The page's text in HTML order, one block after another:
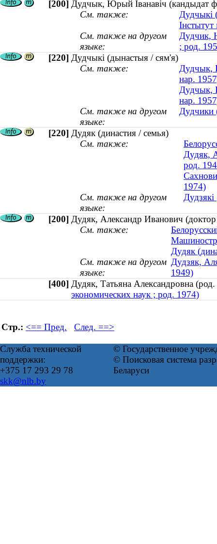
[200] Дудчык, Юрый Іванавіч (кандыдат
См. также:
Дудчыкі
См. также на другом
языке:
Дудчик,
; род.
[220] Дудчыкі (дынастыя / сям'я)
См. также:
Дудчык,
нар.
Дудчык,
нар.
См. также на другом
языке:
Дудчики
[220] Дудяк (династия / семья)
См. также:
Дудяк,
род.
1974)
См. также на другом
языке:
[200] Дудяк, Александр Иванович
См. также:
Дудяк
См. также на другом
языке:
Дудзяк,
1949)
[400] Дудяк, Татьяна Александровна
экономических наук ; род. 1974)
Стр.: <== Пред. След. ==>
Служба технической
поддержки:
+375 17 293 29 78
skk@nlb.by
© Государственное
© Поисковая система
Беларуси